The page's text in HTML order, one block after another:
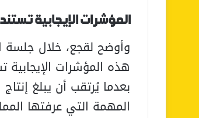
المؤشرات الإيجابية
وأوضح لقجع، خلال جلسة
هذه المؤشرات
المهمة التي عرفتها